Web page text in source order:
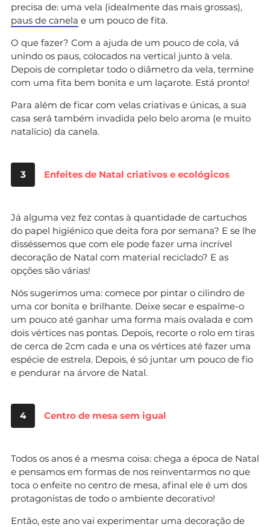
precisa de: uma vela (idealmente das mais grossas),
paus de canela e um pouco de fita.
O que fazer? Com a ajuda de um pouco de cola, vá
unindo os paus, colocados na vertical junto à vela.
Depois de completar todo o diâmetro da vela, termine
com uma fita bem bonita e um laçarote. Está pronto!
Para além de ficar com velas criativas e únicas, a sua
casa será também invadida pelo belo aroma (e muito
natalício) da canela.
3 Enfeites de Natal criativos e ecológicos
Já alguma vez fez contas à quantidade de cartuchos
do papel higiénico que deita fora por semana? E se lhe
disséssemos que com ele pode fazer uma incrível
decoração de Natal com material reciclado? E as
opções são várias!
Nós sugerimos uma: comece por pintar o cilindro de
uma cor bonita e brilhante. Deixe secar e espalme-o
um pouco até ganhar uma forma mais ovalada e com
dois vértices nas pontas. Depois, recorte o rolo em tiras
de cerca de 2cm cada e una os vértices até fazer uma
espécie de estrela. Depois, é só juntar um pouco de fio
e pendurar na árvore de Natal.
4 Centro de mesa sem igual
Todos os anos é a mesma coisa: chega a época de Natal
e pensamos em formas de nos reinventarmos no que
toca o enfeite no centro de mesa, afinal ele é um dos
protagonistas de todo o ambiente decorativo!
Então, este ano vai experimentar uma decoração de